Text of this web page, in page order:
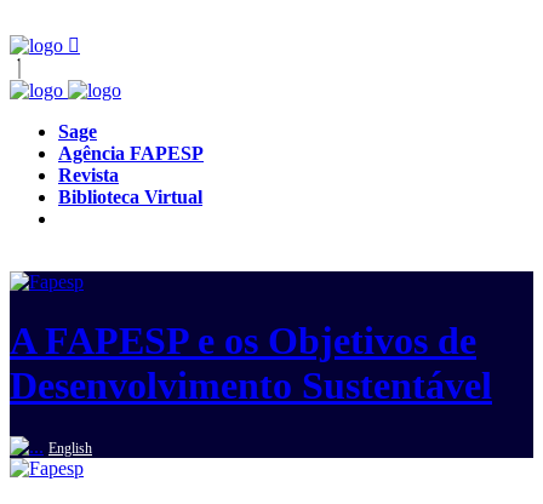
Sage
Agência FAPESP
Revista
Biblioteca Virtual
A FAPESP e os Objetivos de
Desenvolvimento Sustentável
English